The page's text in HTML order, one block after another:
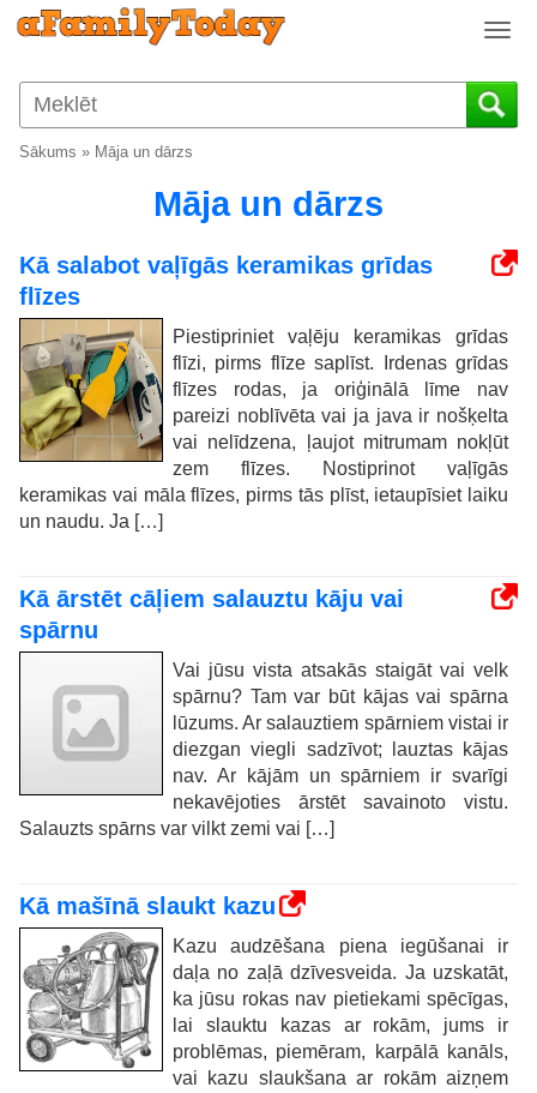
T
g
g
i
t
i
o
n
Sākums » Māja un dārzs
Māja un dārzs
Kā salabot vaļīgās keramikas grīdas
flīzes
Piestipriniet vaļēju keramikas grīdas
flīzi, pirms flīze saplīst. Irdenas grīdas
flīzes rodas, ja oriģinālā līme nav
pareizi noblīvēta vai ja java ir nošķelta
vai nelīdzena, ļaujot mitrumam nokļūt
zem flīzes. Nostiprinot vaļīgās
keramikas vai māla flīzes, pirms tās plīst, ietaupīsiet laiku
un naudu. Ja […]
Kā ārstēt cāļiem salauztu kāju vai
spārnu
Vai jūsu vista atsakās staigāt vai velk
spārnu? Tam var būt kājas vai spārna
lūzums. Ar salauztiem spārniem vistai ir
diezgan viegli sadzīvot; lauztas kājas
nav. Ar kājām un spārniem ir svarīgi
nekavējoties ārstēt savainoto vistu.
Salauzts spārns var vilkt zemi vai […]
Kā mašīnā slaukt kazu
Kazu audzēšana piena iegūšanai ir
daļa no zaļā dzīvesveida. Ja uzskatāt,
ka jūsu rokas nav pietiekami spēcīgas,
lai slauktu kazas ar rokām, jums ir
problēmas, piemēram, karpālā kanāls,
vai kazu slaukšana ar rokām aizņem